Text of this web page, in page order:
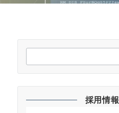
索：
採用情報